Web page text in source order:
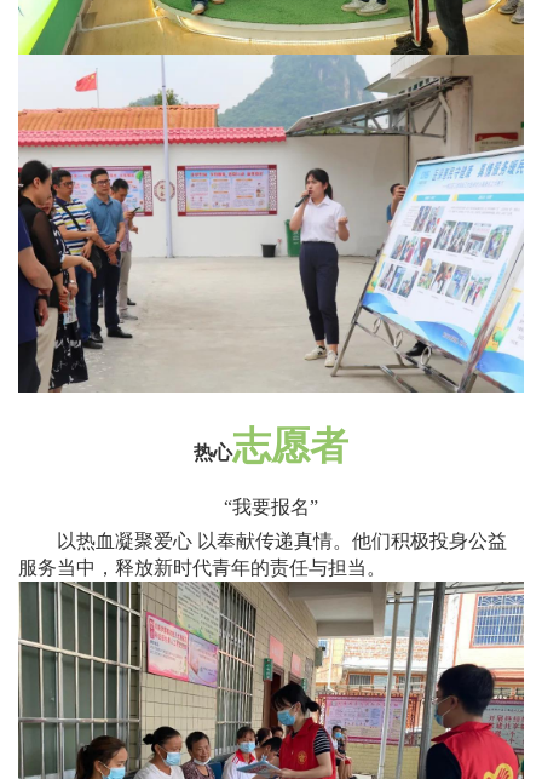
热心志愿者
“我要报名”
以热血凝聚爱心 以奉献传递真情。他们积极投身公益
服务当中，释放新时代青年的责任与担当。